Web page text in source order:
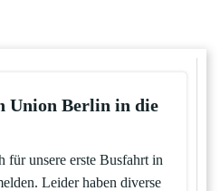
Union Berlin in die
für unsere erste Busfahrt in
Leider haben diverse